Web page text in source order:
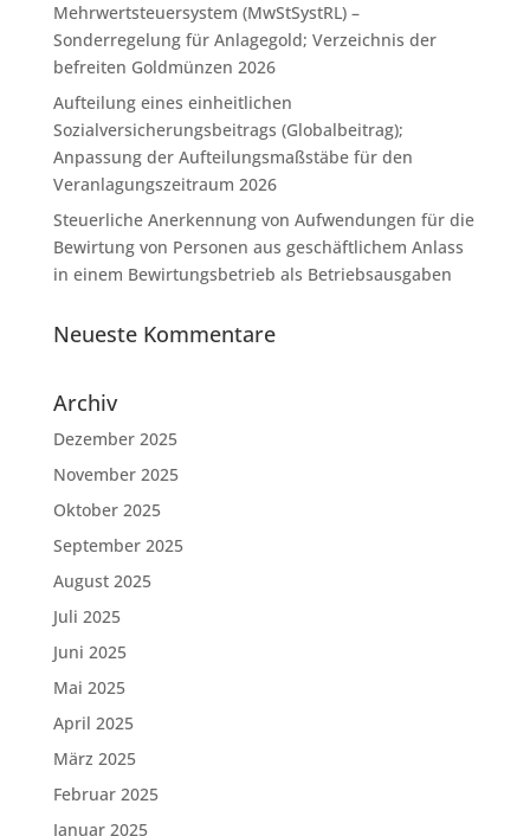
Mehrwertsteuersystem (MwStSystRL) –
Sonderregelung für Anlagegold; Verzeichnis der
befreiten Goldmünzen 2026
Aufteilung eines einheitlichen
Sozialversicherungsbeitrags (Globalbeitrag);
Anpassung der Aufteilungsmaßstäbe für den
Veranlagungszeitraum 2026
Steuerliche Anerkennung von Aufwendungen für die
Bewirtung von Personen aus geschäftlichem Anlass
in einem Bewirtungsbetrieb als Betriebsausgaben
Neueste Kommentare
Archiv
Dezember 2025
November 2025
Oktober 2025
September 2025
August 2025
Juli 2025
Juni 2025
Mai 2025
April 2025
März 2025
Februar 2025
Januar 2025